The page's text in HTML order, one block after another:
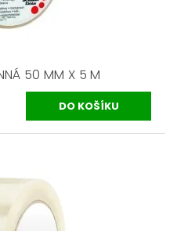
50 MM X 5 M